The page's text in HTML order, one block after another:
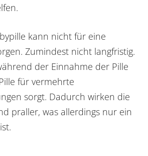
kann nicht für eine
Zumindest nicht langfristig.
der Einnahme der Pille
für vermehrte
sorgt. Dadurch wirken die
praller, was allerdings nur ein